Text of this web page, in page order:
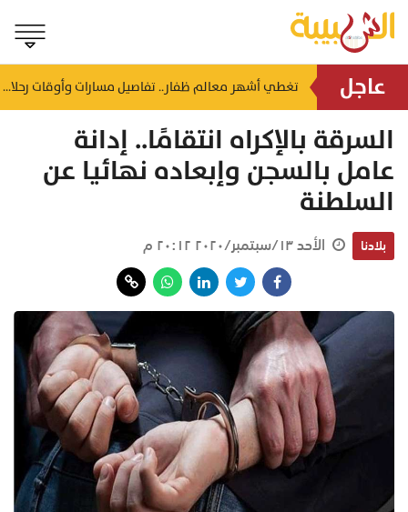
عاجل منذ ٣٢ دقيقة تغطي أشهر معالم ظفار.. تفاصيل مسارات وأوقات رحلات "حافلة المذاق العُماني"
السرقة بالإكراه انتقامًا.. إدانة
عامل بالسجن وإبعاده نهائيا عن
السلطنة
بلادنا الأحد ١٣/سبتمبر/٢٠٢٠ ٢٠:١٢ م